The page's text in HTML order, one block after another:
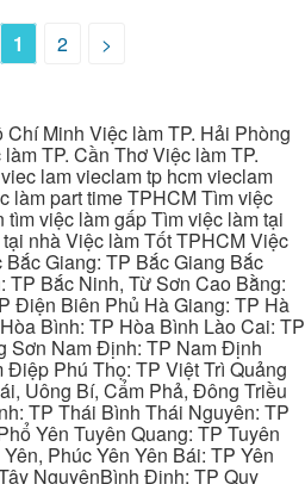
1 2 >
Minh Việc làm TP. Hải Phòng
TP. Cần Thơ Việc làm TP.
lam vieclam tp hcm vieclam
làm part time TPHCM Tìm việc
việc làm gấp Tìm việc làm tại
nhà Việc làm Tốt TPHCM Việc
Giang: TP Bắc Giang Bắc
TP Bắc Ninh, Từ Sơn Cao Bằng:
Điện Biên Phủ Hà Giang: TP Hà
Bình: TP Hòa Bình Lào Cai: TP
Sơn Nam Định: TP Nam Định
Phú Thọ: TP Việt Trì Quảng
Uông Bí, Cẩm Phả, Đông Triều
TP Thái Bình Thái Nguyên: TP
Yên Tuyên Quang: TP Tuyên
Phúc Yên Yên Bái: TP Yên
NguyênBình Định: TP Quy